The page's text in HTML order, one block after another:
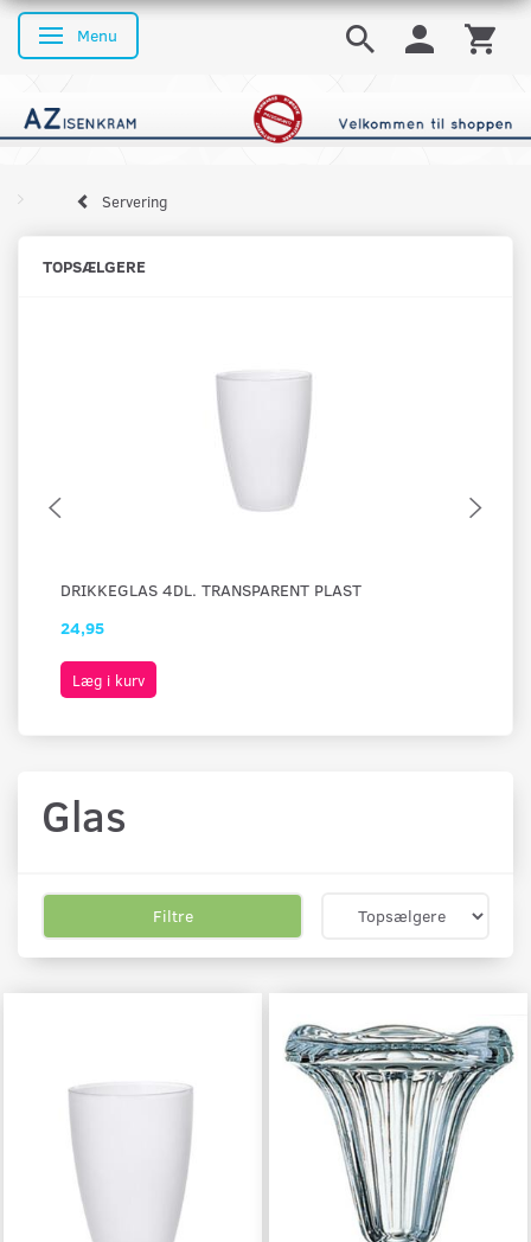
Skifte navigation
Menu
Servering
TOPSÆLGERE
DRIKKEGLAS 4DL. TRANSPARENT PLAST
24,95
Læg i kurv
Glas
Filtre